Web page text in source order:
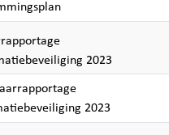
2023
2023